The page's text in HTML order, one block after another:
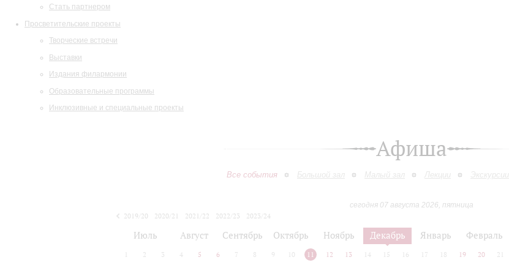
Стать партнером
Просветительские проекты
Творческие встречи
Выставки
Издания филармонии
Образовательные программы
Инклюзивные и специальные проекты
Афиша
Все события Большой зал Малый зал Лекции Экскурсии
сегодня 07 августа 2026, пятница
2019/20
2020/21 2021/22 2022/23
2023/24
Июль Август Сентябрь Октябрь Ноябрь Декабрь Январь Февраль
2 3 4 5 6 7 8 9 10 11 12 13 14 15 16 17 18 19 20 21